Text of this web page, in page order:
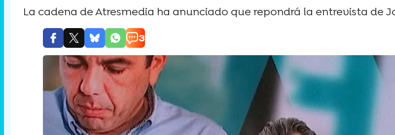
La cadena de Atresmedia ha anunciado que repondrá la entrevista de
3